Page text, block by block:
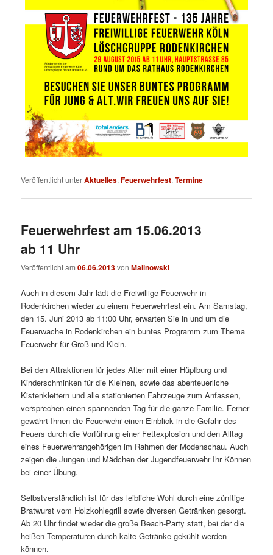
Veröffentlicht unterAktuelles,Feuerwehrfest,Termine
Feuerwehrfest am 15.06.2013
ab 11 Uhr
Veröffentlicht am06.06.2013vonMalinowski
Auch in diesem Jahr lädt die Freiwillige Feuerwehr in
Rodenkirchen wieder zu einem Feuerwehrfest ein. Am Samstag,
den 15. Juni 2013 ab 11:00 Uhr, erwarten Sie in und um die
Feuerwache in Rodenkirchen ein buntes Programm zum Thema
Feuerwehr für Groß und Klein.
Bei den Attraktionen für jedes Alter mit einer Hüpfburg und
Kinderschminken für die Kleinen, sowie das abenteuerliche
Kistenklettern und alle stationierten Fahrzeuge zum Anfassen,
versprechen einen spannenden Tag für die ganze Familie. Ferner
gewährt Ihnen die Feuerwehr einen Einblick in die Gefahr des
Feuers durch die Vorführung einer Fettexplosion und den Alltag
eines Feuerwehrangehörigen im Rahmen der Modenschau. Auch
zeigen die Jungen und Mädchen der Jugendfeuerwehr Ihr Können
bei einer Übung.
Selbstverständlich ist für das leibliche Wohl durch eine zünftige
Bratwurst vom Holzkohlegrill sowie diversen Getränken gesorgt.
Ab 20 Uhr findet wieder die große Beach-Party statt, bei der die
heißen Temperaturen durch kalte Getränke gekühlt werden
können.